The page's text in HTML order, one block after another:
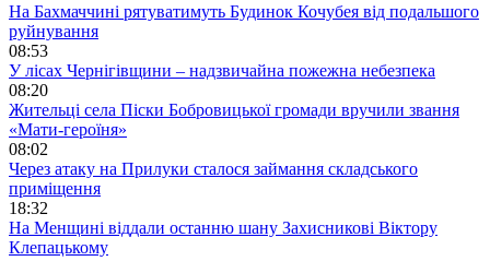
На Бахмаччині рятуватимуть Будинок Кочубея від подальшого
руйнування
08:53
У лісах Чернігівщини – надзвичайна пожежна небезпека
08:20
Жительці села Піски Бобровицької громади вручили звання
«Мати-героїня»
08:02
Через атаку на Прилуки сталося займання складського
приміщення
18:32
На Менщині віддали останню шану Захисникові Віктору
Клепацькому